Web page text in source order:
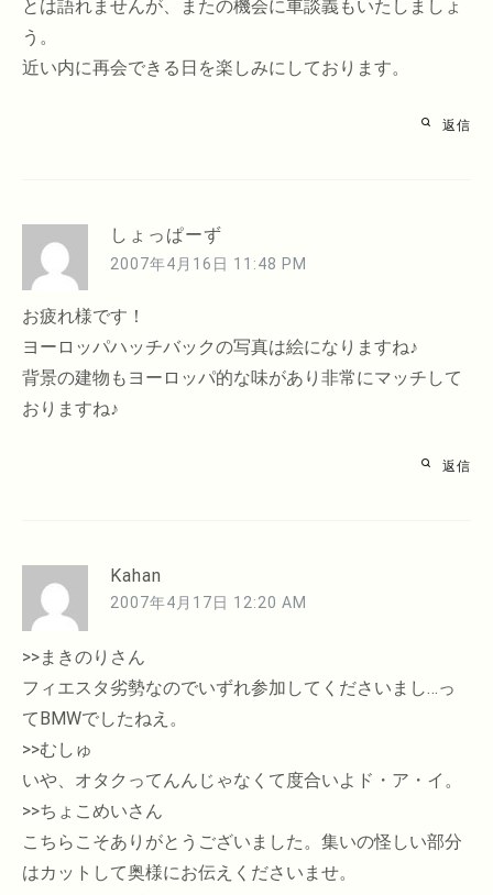
とは語れませんが、またの機会に車談義もいたしましょ
う。
近い内に再会できる日を楽しみにしております。
返信
しょっぱーず
2007年4月16日 11:48 PM
お疲れ様です！
ヨーロッパハッチバックの写真は絵になりますね♪
背景の建物もヨーロッパ的な味があり非常にマッチして
おりますね♪
返信
Kahan
2007年4月17日 12:20 AM
>>まきのりさん
フィエスタ劣勢なのでいずれ参加してくださいまし…っ
てBMWでしたねえ。
>>むしゅ
いや、オタクってんんじゃなくて度合いよド・ア・イ。
>>ちょこめいさん
こちらこそありがとうございました。集いの怪しい部分
はカットして奥様にお伝えくださいませ。